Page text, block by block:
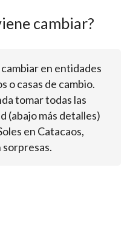
cambiar?
en entidades
o casas de cambio.
tomar todas las
(abajo más detalles)
en Catacaos,
sorpresas.